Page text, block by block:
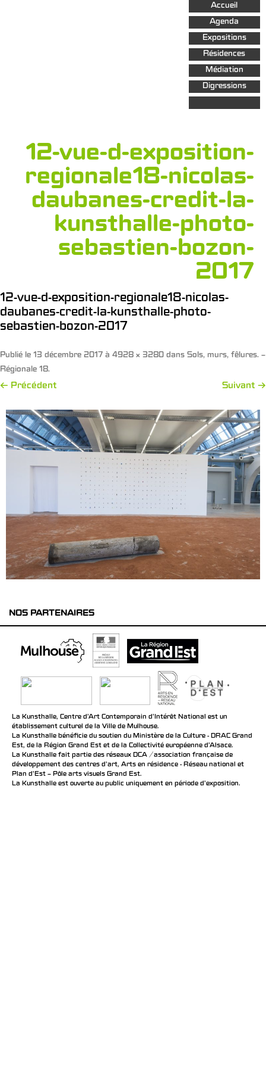
Aller au
contenu
principal
Accueil
Agenda
Expositions
Résidences
Médiation
Digressions
12-vue-d-exposition-
regionale18-nicolas-
daubanes-credit-la-
kunsthalle-photo-
sebastien-bozon-
2017
12-vue-d-exposition-regionale18-nicolas-
daubanes-credit-la-kunsthalle-photo-
sebastien-bozon-2017
Publié le 13 décembre 2017 à 4928 × 3280 dans Sols, murs, fêlures. –
Régionale 18.
← Précédent Suivant →
NOS PARTENAIRES
La Kunsthalle, Centre d’Art Contemporain d’Intérêt National est un
établissement culturel de la Ville de Mulhouse.
La Kunsthalle bénéficie du soutien du Ministère de la Culture - DRAC Grand
Est, de la Région Grand Est et de la Collectivité européenne d’Alsace.
La Kunsthalle fait partie des réseaux DCA / association française de
développement des centres d'art, Arts en résidence - Réseau national et
Plan d’Est – Pôle arts visuels Grand Est.
La Kunsthalle est ouverte au public uniquement en période d'exposition.